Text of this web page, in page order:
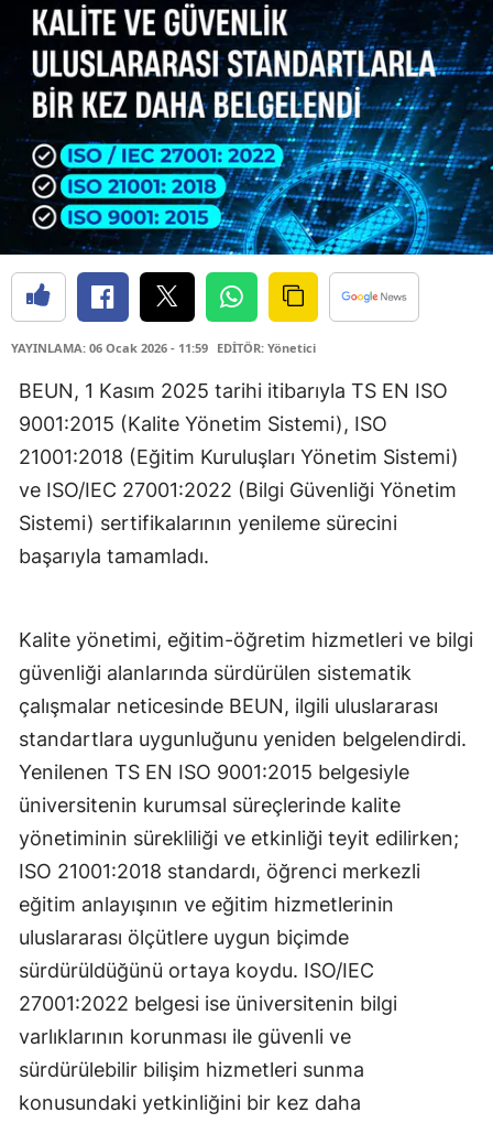
YAYINLAMA: 06 Ocak 2026 - 11:59 EDİTÖR: Yönetici
BEUN, 1 Kasım 2025 tarihi itibarıyla TS EN ISO
9001:2015 (Kalite Yönetim Sistemi), ISO
21001:2018 (Eğitim Kuruluşları Yönetim Sistemi)
ve ISO/IEC 27001:2022 (Bilgi Güvenliği Yönetim
Sistemi) sertifikalarının yenileme sürecini
başarıyla tamamladı.
Kalite yönetimi, eğitim-öğretim hizmetleri ve bilgi
güvenliği alanlarında sürdürülen sistematik
çalışmalar neticesinde BEUN, ilgili uluslararası
standartlara uygunluğunu yeniden belgelendirdi.
Yenilenen TS EN ISO 9001:2015 belgesiyle
üniversitenin kurumsal süreçlerinde kalite
yönetiminin sürekliliği ve etkinliği teyit edilirken;
ISO 21001:2018 standardı, öğrenci merkezli
eğitim anlayışının ve eğitim hizmetlerinin
uluslararası ölçütlere uygun biçimde
sürdürüldüğünü ortaya koydu. ISO/IEC
27001:2022 belgesi ise üniversitenin bilgi
varlıklarının korunması ile güvenli ve
sürdürülebilir bilişim hizmetleri sunma
konusundaki yetkinliğini bir kez daha